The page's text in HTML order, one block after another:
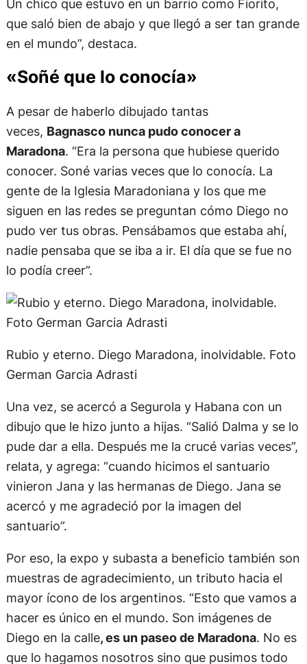
Para el artista,Maradonaes mucho más que un
Un chico que estuvo en un barrio como Fiorito,
que saló bien de abajo y que llegó a ser tan grande
en el mundo”, destaca.
«Soñé que lo conocía»
A pesar de haberlo dibujado tantas
veces,Bagnasco nunca pudo conocer a
Maradona. “Era la persona que hubiese querido
gente de la Iglesia Maradoniana y los que me
siguen en las redes se preguntan cómo Diego no
nadie pensaba que se iba a ir. El día que se fue no
lo podía creer”.
Rubio y eterno. Diego Maradona, inolvidable. Foto
German Garcia Adrasti
Una vez, se acercó a Segurola y Habana con un
pude dar a ella. Después me la crucé varias veces”,
relata, y agrega: “cuando hicimos el santuario
vinieron Jana y las hermanas de Diego. Jana se
acercó y me agradeció por la imagen del
santuario”.